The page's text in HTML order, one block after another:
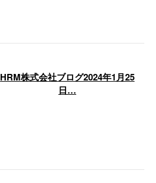
HRM株式会社ブログ2024年1月25
日…